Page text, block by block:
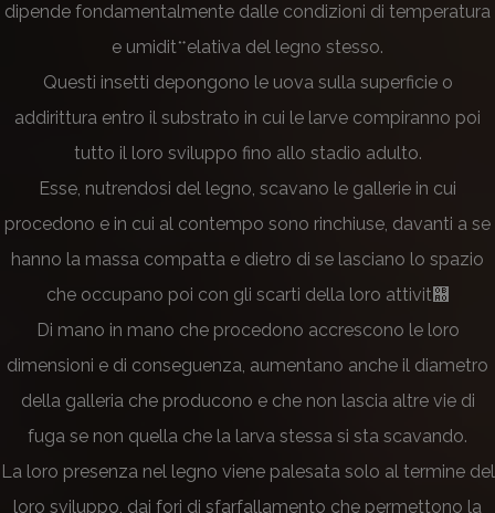
dipende fondamentalmente dalle condizioni di temperatura
e umidit࠲elativa del legno stesso.
Questi insetti depongono le uova sulla superficie o
addirittura entro il substrato in cui le larve compiranno poi
tutto il loro sviluppo fino allo stadio adulto.
Esse, nutrendosi del legno, scavano le gallerie in cui
procedono e in cui al contempo sono rinchiuse, davanti a se
hanno la massa compatta e dietro di se lasciano lo spazio
che occupano poi con gli scarti della loro attivit஠
Di mano in mano che procedono accrescono le loro
dimensioni e di conseguenza, aumentano anche il diametro
della galleria che producono e che non lascia altre vie di
fuga se non quella che la larva stessa si sta scavando.
La loro presenza nel legno viene palesata solo al termine del
loro sviluppo, dai fori di sfarfallamento che permettono la